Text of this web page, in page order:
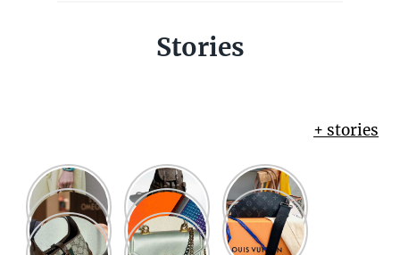
Stories
+ stories